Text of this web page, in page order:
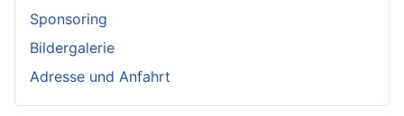
Sponsoring
Bildergalerie
Adresse und Anfahrt